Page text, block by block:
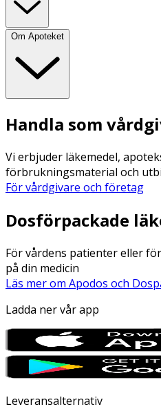
Om Apoteket
Handla som
Vi erbjuder läkemedel,
förbrukningsmaterial och
För vårdgivare och företag
Dosförpackade
För vårdens patienter eller
på din medicin
Läs mer om Apodos och
Ladda ner vår app
Leveransalternativ